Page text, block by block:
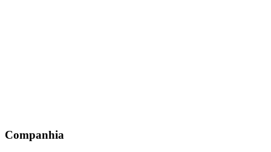
Companhia